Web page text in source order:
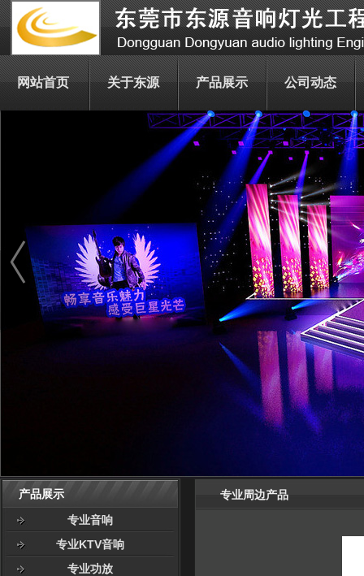
网站首页 关于东源 产品展示 公司动态
产品展示
专业音响
专业KTV音响
专业功放
专业周边产品